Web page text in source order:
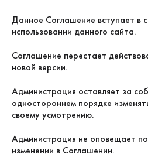
Данное Соглашение вступает в
использовании данного сайта.
Соглашение перестает
новой версии.
Администрация оставляет за
одностороннем порядке
своему усмотрению.
Администрация не оповещает
изменении в Соглашении.